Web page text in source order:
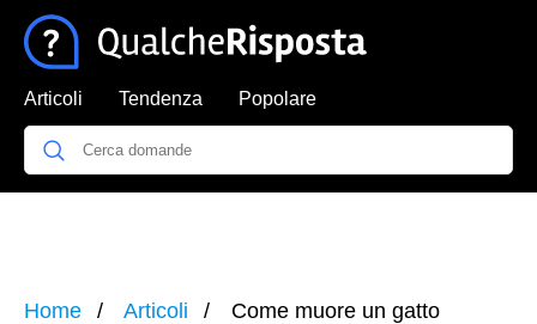
Articoli Tendenza Popolare
Home Articoli
Come muore un gatto